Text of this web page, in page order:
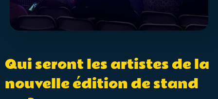
Qui seront les artistes de la
nouvelle édition de stand